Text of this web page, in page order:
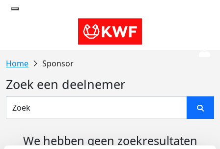
Sponsor
Zoek een deelnemer
We hebben geen zoekresultaten